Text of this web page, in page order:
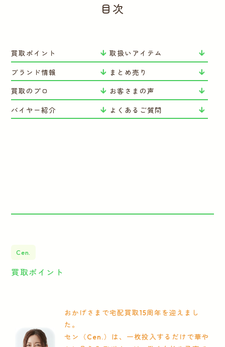
目次
買取ポイント
取扱いアイテム
ブランド情報
まとめ売り
買取のプロ
お客さまの声
バイヤー紹介
よくあるご質問
Cen.
買取ポイント
おかげさまで宅配買取15周年を迎えまし
た。
セン（Cen.）は、一枚投入するだけで華や